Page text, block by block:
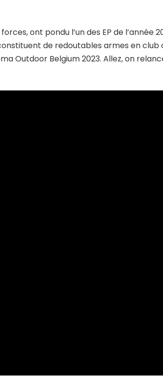
ont pondu l’un des EP de l’année
de redoutables armes en club
Outdoor Belgium 2023. Allez, on